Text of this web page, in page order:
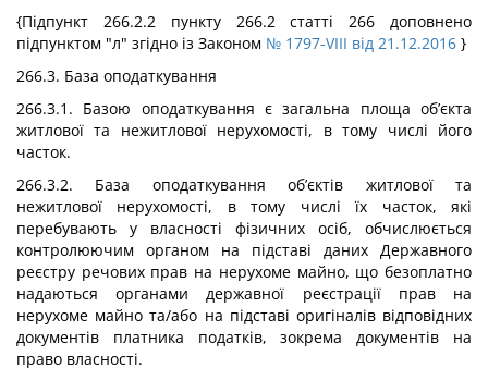
{Підпункт 266.2.2 пункту 266.2 статті 266 доповнено
підпунктом "л" згідно із Законом № 1797-VIII від 21.12.2016 }
266.3. База оподаткування
266.3.1. Базою оподаткування є загальна площа об’єкта
житлової та нежитлової нерухомості, в тому числі його
часток.
266.3.2. База оподаткування об’єктів житлової та
нежитлової нерухомості, в тому числі їх часток, які
перебувають у власності фізичних осіб, обчислюється
контролюючим органом на підставі даних Державного
реєстру речових прав на нерухоме майно, що безоплатно
надаються органами державної реєстрації прав на
нерухоме майно та/або на підставі оригіналів відповідних
документів платника податків, зокрема документів на
право власності.